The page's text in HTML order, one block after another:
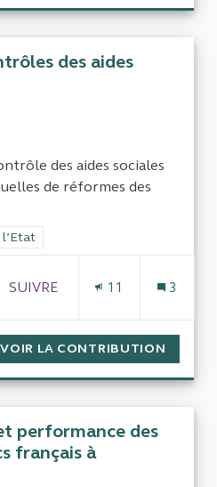
des aides
des aides sociales
de réformes des
: Missions régaliennes de
l’Etat
6 ABONNÉS
SUIVRE
11 3
VOIR LA CONTRIBUTION
performance des
français à